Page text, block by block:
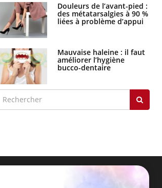
Grossesse à risque : ce jus naturel
attire l'attention des chercheurs
Douleurs de l’avant-pied :
des métatarsalgies à 90 %
liées à problème d’appui
Mauvaise haleine : il faut
améliorer l’hygiène
bucco-dentaire